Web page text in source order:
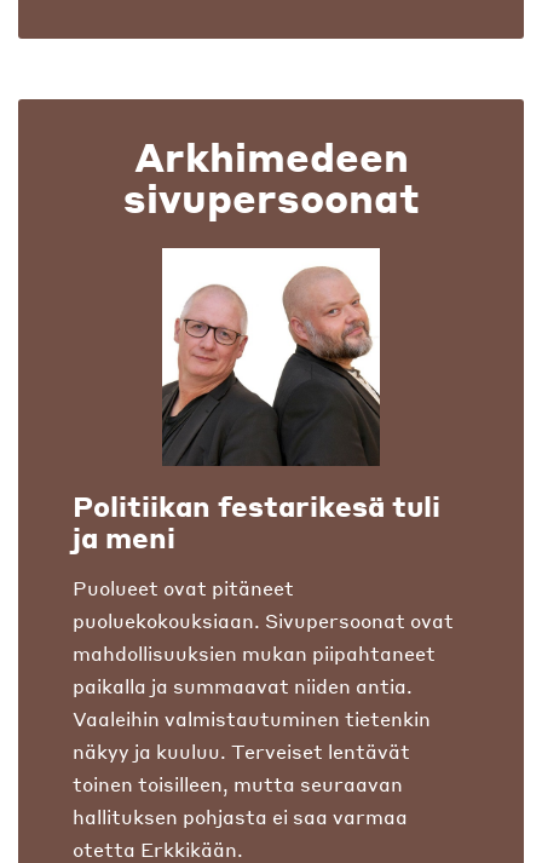
Arkhimedeen
sivupersoonat
Politiikan festarikesä tuli
ja meni
Puolueet ovat pitäneet
puoluekokouksiaan. Sivupersoonat ovat
mahdollisuuksien mukan piipahtaneet
paikalla ja summaavat niiden antia.
Vaaleihin valmistautuminen tietenkin
näkyy ja kuuluu. Terveiset lentävät
toinen toisilleen, mutta seuraavan
hallituksen pohjasta ei saa varmaa
otetta Erkkikään.